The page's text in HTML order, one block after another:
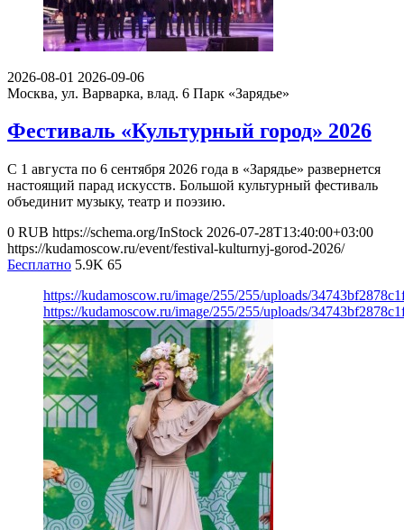
2026-08-01 2026-09-06
Москва, ул. Варварка, влад. 6 Парк «Зарядье»
Фестиваль «Культурный город» 2026
С 1 августа по 6 сентября 2026 года в «Зарядье» развернется
настоящий парад искусств. Большой культурный фестиваль
объединит музыку, театр и поэзию.
0 RUB https://schema.org/InStock 2026-07-28T13:40:00+03:00
https://kudamoscow.ru/event/festival-kulturnyj-gorod-2026/
Бесплатно 5.9K 65
https://kudamoscow.ru/image/255/255/uploads/
https://kudamoscow.ru/image/255/255/uploads/